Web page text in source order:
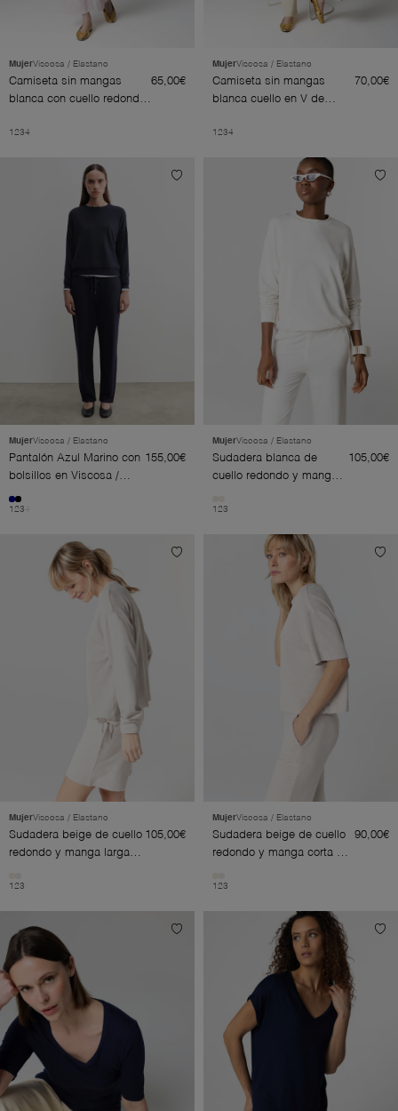
MujerViscosa / Elastano
Camiseta sin mangas
blanca con cuello redondo
65,00€
1 234
MujerViscosa / Elastano
Camiseta sin mangas
blanca cuello en V de
70,00€
1 234
MujerViscosa / Elastano
Pantalón Azul Marino con
bolsillos en Viscosa /
Elastano
155,00€
1 23
MujerViscosa / Elastano
Sudadera blanca de
cuello redondo y manga
105,00€
1 23
MujerViscosa / Elastano
Sudadera beige de cuello
redondo y manga larga
105,00€
1 23
MujerViscosa / Elastano
Sudadera beige de cuello
redondo y manga corta de
90,00€
1 23